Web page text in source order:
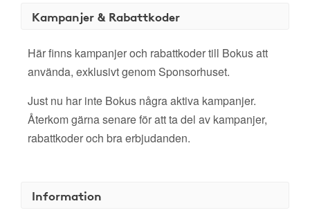
Kampanjer & Rabattkoder
Här finns kampanjer och rabattkoder till Bokus att
använda, exklusivt genom Sponsorhuset.
Just nu har inte Bokus några aktiva kampanjer.
Återkom gärna senare för att ta del av kampanjer,
rabattkoder och bra erbjudanden.
Information